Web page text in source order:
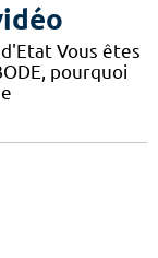
Vous êtes
pourquoi